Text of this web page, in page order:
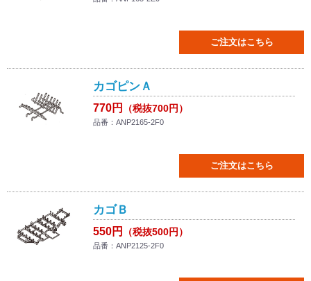
ご注文はこちら
カゴピンＡ
770円 （税抜700円）
品番：ANP2165-2F0
ご注文はこちら
カゴＢ
550円 （税抜500円）
品番：ANP2125-2F0